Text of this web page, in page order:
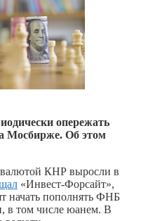
опережать
Мосбирже. Об этом
КНР выросли в
«Инвест-Форсайт»,
начать пополнять ФНБ
в том числе юанем. В